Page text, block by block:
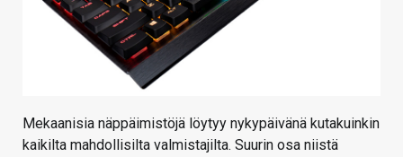
Mekaanisia näppäimistöjä löytyy nykypäivänä kutakuinkin
kaikilta mahdollisilta valmistajilta. Suurin osa niistä